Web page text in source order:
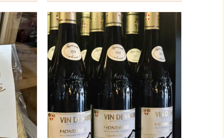
AJOUTER AU PANIER APERÇU